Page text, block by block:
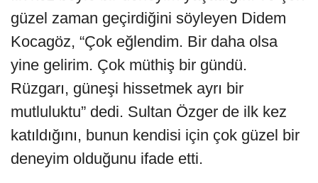
güzel zaman geçirdiğini söyleyen Didem
Kocagöz, “Çok eğlendim. Bir daha olsa
yine gelirim. Çok müthiş bir gündü.
Rüzgarı, güneşi hissetmek ayrı bir
mutluluktu” dedi. Sultan Özger de ilk kez
katıldığını, bunun kendisi için çok güzel bir
deneyim olduğunu ifade etti.